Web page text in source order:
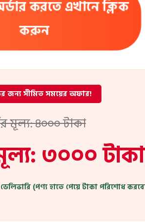
করতে এখানে ক্লিক
করুন
সীমিত সময়ের অফার!
মূল্য: ৪০০০ টাকা
৩০০০ টাকা
(পণ্য হাতে পেয়ে টাকা পরিশোধ